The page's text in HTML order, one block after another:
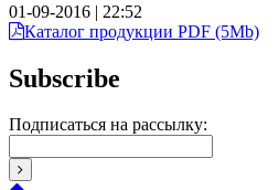
01-09-2016 | 22:52
Каталог продукции PDF (5Mb)
Subscribe
Подписаться на рассылку: